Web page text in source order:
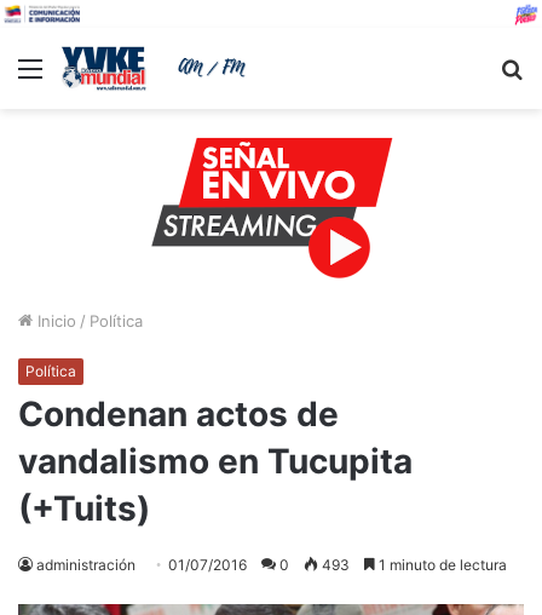
Menu
Inicio / Política
Política
Condenan actos de
vandalismo en Tucupita
(+Tuits)
administración 01/07/2016 0 493 1 minuto de lectura